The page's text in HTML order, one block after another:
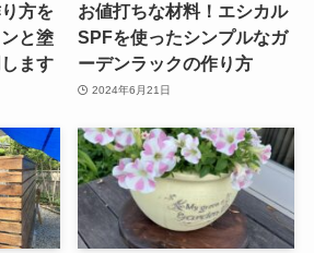
方を
と塗
ます
お値打ちな材料！エシカル
SPFを使ったシンプルなガ
ーデンラックの作り方
2024年6月21日